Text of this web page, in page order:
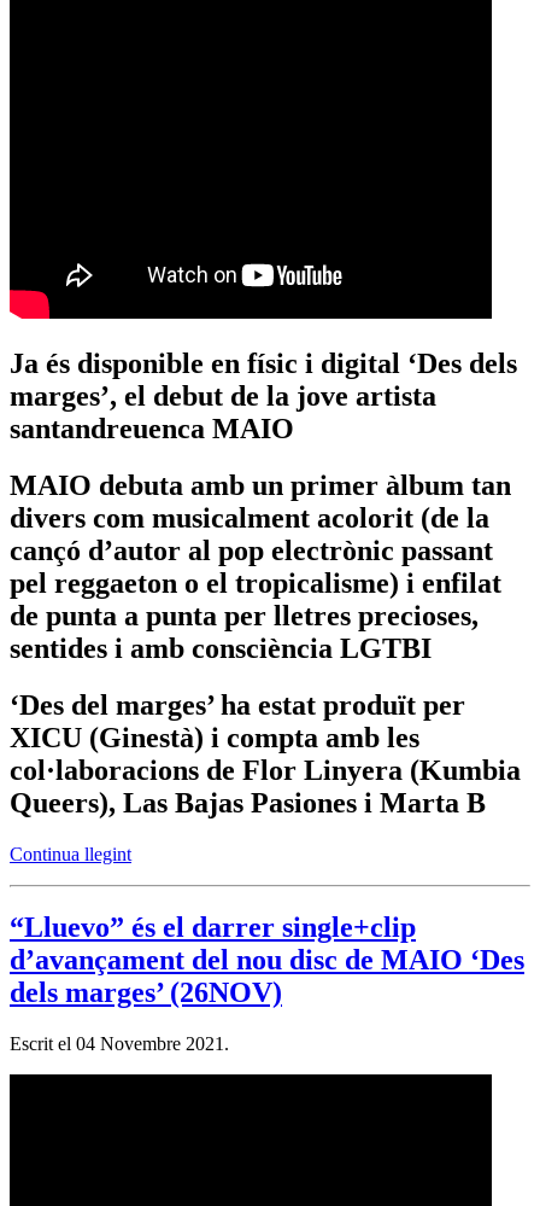
Ja és disponible en físic i digital ‘Des dels
marges’, el debut de la jove artista
santandreuenca MAIO
MAIO debuta amb un primer àlbum tan
divers com musicalment acolorit (de la
cançó d’autor al pop electrònic passant
pel reggaeton o el tropicalisme) i enfilat
de punta a punta per lletres precioses,
sentides i amb consciència LGTBI
‘Des del marges’ ha estat produït per
XICU (Ginestà) i compta amb les
col·laboracions de Flor Linyera (Kumbia
Queers), Las Bajas Pasiones i Marta B
Continua llegint
“Lluevo” és el darrer single+clip
d’avançament del nou disc de MAIO ‘Des
dels marges’ (26NOV)
Escrit el 04 Novembre 2021 .